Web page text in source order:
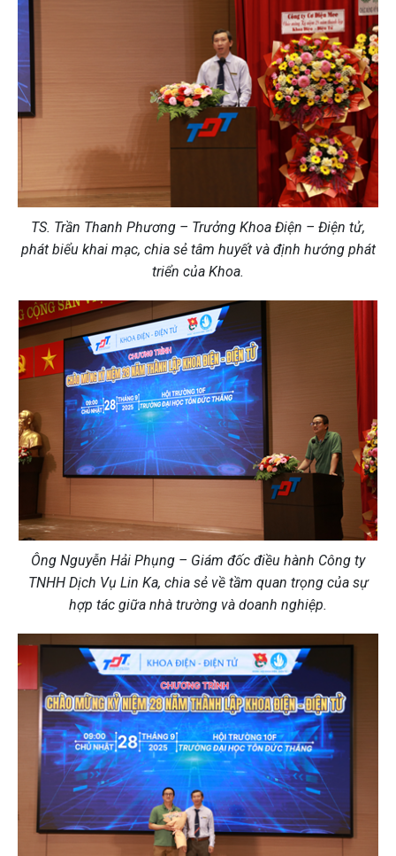
TS. Trần Thanh Phương – Trưởng Khoa Điện – Điện tử,
phát biểu khai mạc, chia sẻ tâm huyết và định hướng phát
triển của Khoa.
Ông Nguyễn Hải Phụng – Giám đốc điều hành Công ty
TNHH Dịch Vụ Lin Ka, chia sẻ về tầm quan trọng của sự
hợp tác giữa nhà trường và doanh nghiệp.